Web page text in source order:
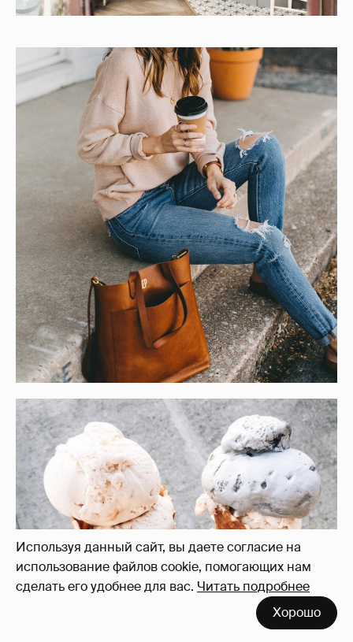
Используя данный сайт, вы даете согласие на
использование файлов cookie, помогающих нам
сделать его удобнее для вас. Читать подробнее
Хорошо